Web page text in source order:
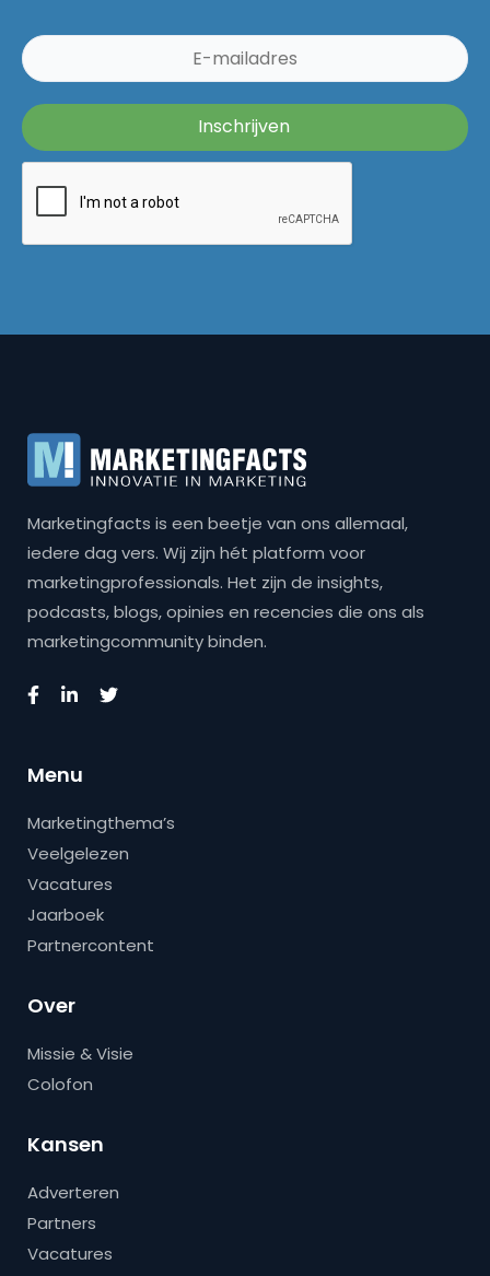
Marketingfacts is een beetje van ons allemaal,
iedere dag vers. Wij zijn hét platform voor
marketingprofessionals. Het zijn de insights,
podcasts, blogs, opinies en recencies die ons als
marketingcommunity binden.
Menu
Marketingthema’s
Veelgelezen
Vacatures
Jaarboek
Partnercontent
Over
Missie & Visie
Colofon
Kansen
Adverteren
Partners
Vacatures